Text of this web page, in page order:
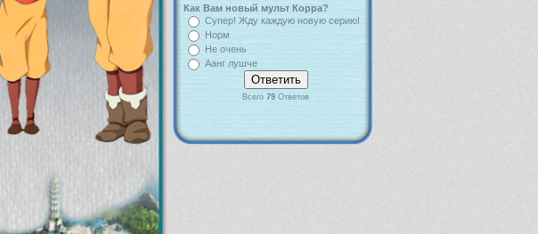
Как Вам новый мульт Корра?
Супер! Жду каждую новую серию!
Норм
Не очень
Аанг лушче
Всего 79 Ответов